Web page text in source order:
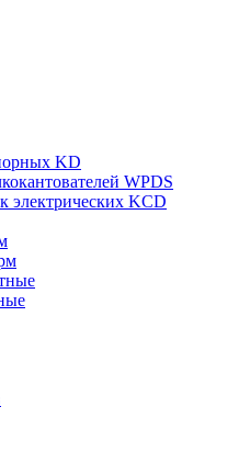
KD
WPDS
электрических KCD